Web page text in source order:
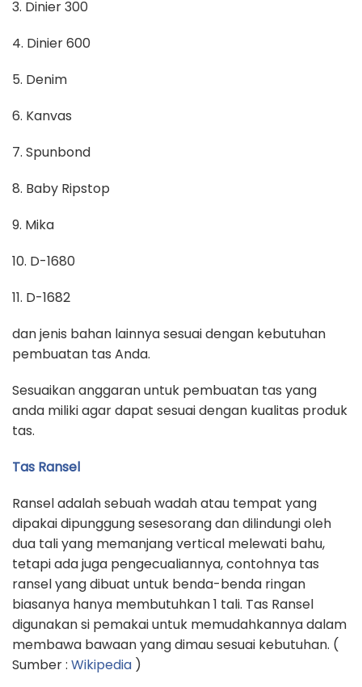
3. Dinier 300
4. Dinier 600
5. Denim
6. Kanvas
7. Spunbond
8. Baby Ripstop
9. Mika
10. D-1680
11. D-1682
dan jenis bahan lainnya sesuai dengan kebutuhan
pembuatan tas Anda.
Sesuaikan anggaran untuk pembuatan tas yang
anda miliki agar dapat sesuai dengan kualitas produk
tas.
Tas Ransel
Ransel adalah sebuah wadah atau tempat yang
dipakai dipunggung sesesorang dan dilindungi oleh
dua tali yang memanjang vertical melewati bahu,
tetapi ada juga pengecualiannya, contohnya tas
ransel yang dibuat untuk benda-benda ringan
biasanya hanya membutuhkan 1 tali. Tas Ransel
digunakan si pemakai untuk memudahkannya dalam
membawa bawaan yang dimau sesuai kebutuhan. (
Sumber : Wikipedia )